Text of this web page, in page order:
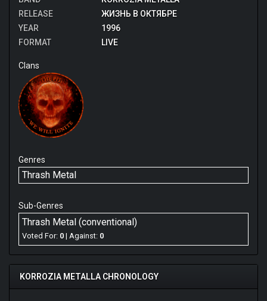
RELEASE
ЖИЗНЬ В ОКТЯБРЕ
YEAR
1996
FORMAT
LIVE
Clans
Genres
Thrash Metal
Sub-Genres
Thrash Metal (conventional)
Voted For: 0 | Against: 0
KORROZIA METALLA CHRONOLOGY